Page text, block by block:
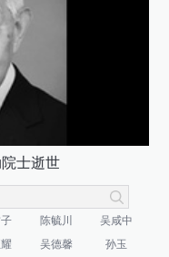
士逝世
陈毓川
吴咸中
吴德馨 孙玉